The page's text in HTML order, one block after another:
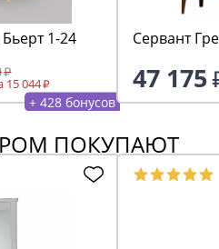
1-24
15 044
+ 428 бонусов
Сервант
47 175
ПОКУПАЮТ